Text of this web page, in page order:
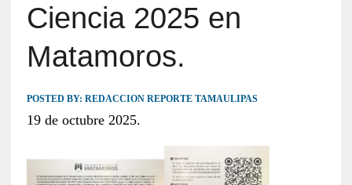
Ciencia 2025 en
Matamoros.
POSTED BY: REDACCION REPORTE TAMAULIPAS
19 de octubre 2025.